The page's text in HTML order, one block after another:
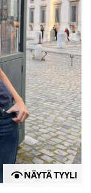
NÄYTÄ TYYLI